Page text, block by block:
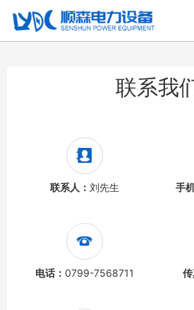
联系我
联系人： 刘先生 手
电话： 0799-7568711 传